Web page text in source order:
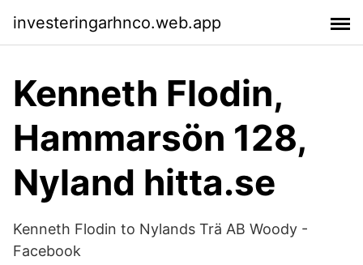
investeringarhnco.web.app
Kenneth Flodin,
Hammarsön 128,
Nyland hitta.se
Kenneth Flodin‎ to Nylands Trä AB Woody -
Facebook